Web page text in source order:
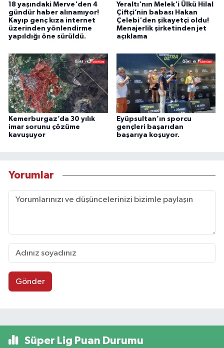
18 yaşındaki Merve'den 4
gündür haber alınamıyor!
Kayıp genç kıza internet
üzerinden yönlendirme
yapıldığı öne sürüldü.
Yeraltı'nın Melek'i Ülkü Hilal
Çiftçi’nin babası Hakan
Çelebi'den şikayetçi oldu!
Menajerlik şirketinden jet
açıklama
Kemerburgaz’da 30 yılık
imar sorunu çözüme
kavuşuyor
Eyüpsultan’ın sporcu
gençleri başarıdan
başarıya koşuyor.
Yorumlar
Gönder
Süper Lig Puan Durumu